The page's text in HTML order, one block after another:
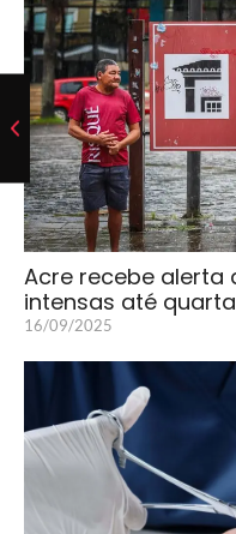
Acre recebe alerta
intensas até quarta
16/09/2025